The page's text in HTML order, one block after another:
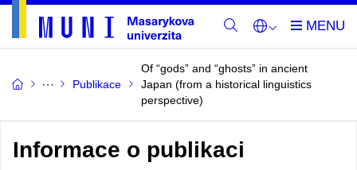
Publikace
Of “gods” and “ghosts” in ancient
Japan (from a historical linguistics
perspective)
Informace o publikaci